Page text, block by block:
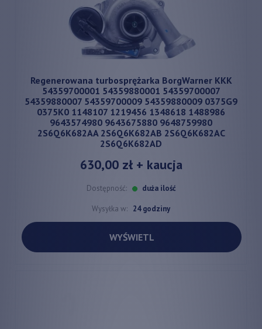
Regenerowana turbosprężarka BorgWarner KKK
54359700001 54359880001 54359700007
54359880007 54359700009 54359880009 0375G9
0375K0 1148107 1219456 1348618 1488986
9643574980 9643675880 9648759980
2S6Q6K682AA 2S6Q6K682AB 2S6Q6K682AC
2S6Q6K682AD
630,00 zł+ kaucja
Dostępność: duża ilość
Wysyłka w: 24 godziny
WYŚWIETL